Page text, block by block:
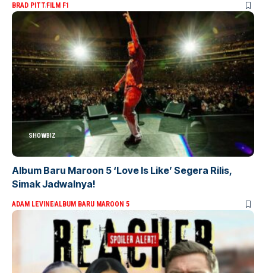
BRAD PITTFILM F1
SHOWBIZ
Album Baru Maroon 5 ‘Love Is Like’ Segera Rilis,
Simak Jadwalnya!
ADAM LEVINEALBUM BARU MAROON 5